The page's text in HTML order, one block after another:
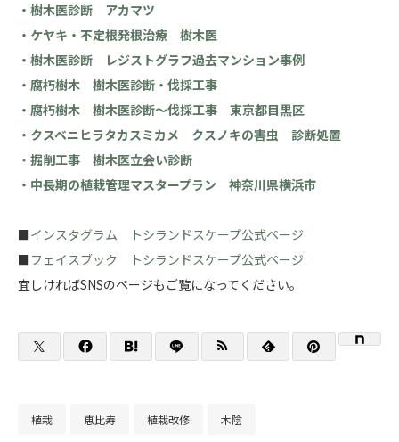
・樹木医診断 アカマツ
・ケヤキ・不定根発根治療 樹木医
・樹木医診断 レジストグラフ過去マンション事例
・腐朽樹木 樹木医診断・伐採工事
・腐朽樹木 樹木医診断～伐採工事 東京都目黒区
・クスベニヒラタカスミカメ クスノキの害虫 診断処置
・掘削工事 樹木医立会い診断
・中長期の植栽管理マスタープラン 神奈川県横浜市
■インスタグラム トシランドスケープ公式ページ
■フェイスブック トシランドスケープ公式ページ
宜しければSNSのページもご覧になってください。
植栽 恵比寿 植栽改修 木陰